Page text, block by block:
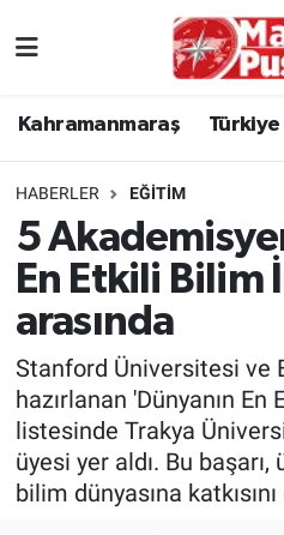
Kahramanmaraş Türkiye
HABERLER EĞİTİM
5
En Etkili Bilim
arasında
Stanford Üniversitesi ve
hazırlanan 'Dünyanın En
listesinde Trakya
üyesi yer aldı. Bu
bilim dünyasına
Politika
Ekonomi
Spor
Kültür Sanat
İstanbul Namaz Vakitleri
İstanbul Trafik
Süper Lig Puan Durumu
Tüm Manşetler
Son Dakika Haberleri